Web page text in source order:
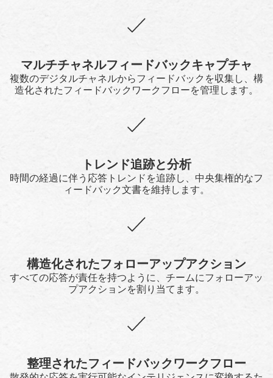
マルチチャネルフィードバックキャプチャ
複数のデジタルチャネルからフィードバックを収集し、構
造化されたフィードバックワークフローを管理します。
トレンド追跡と分析
時間の経過に伴う応答トレンドを追跡し、中央集権的なフ
ィードバック文書を維持します。
構造化されたフォローアップアクション
すべての応答が責任を持つように、チームにフォローアッ
プアクションを割り当てます。
整理されたフィードバックワークフロー